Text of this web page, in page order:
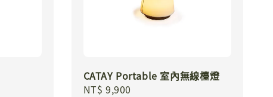
CATAY Portable 室內無線檯燈
Regular
NT$ 9,900